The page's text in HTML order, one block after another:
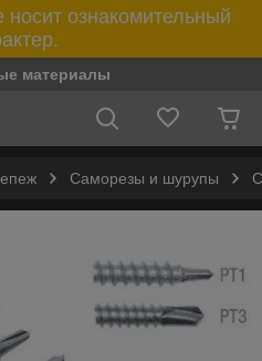
ознакомительный
материалы
Саморезы и шурупы